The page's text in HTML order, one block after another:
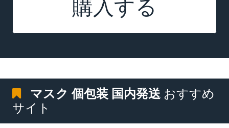
購入する
マスク 個包装 国内発送おすすめ
サイト